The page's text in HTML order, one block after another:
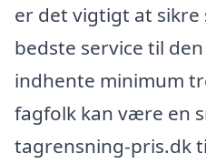
er det vigtigt at sikre
bedste service til
indhente minimum
fagfolk kan være en
tagrensning-pris.dk